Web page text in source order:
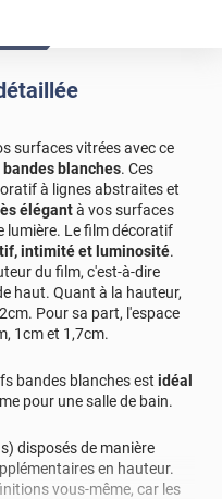
surfaces vitrées avec ce
blanches. Ces
à lignes abstraites et
élégantà vos surfaces
lumière. Le film décoratif
intimité et luminosité.
du film, c'est-à-dire
haut. Quant à la hauteur,
Pour sa part, l'espace
1cm et 1,7cm.
bandes blanches est idéal
pour une salle de bain.
disposés de manière
en hauteur.
vous-même, car les